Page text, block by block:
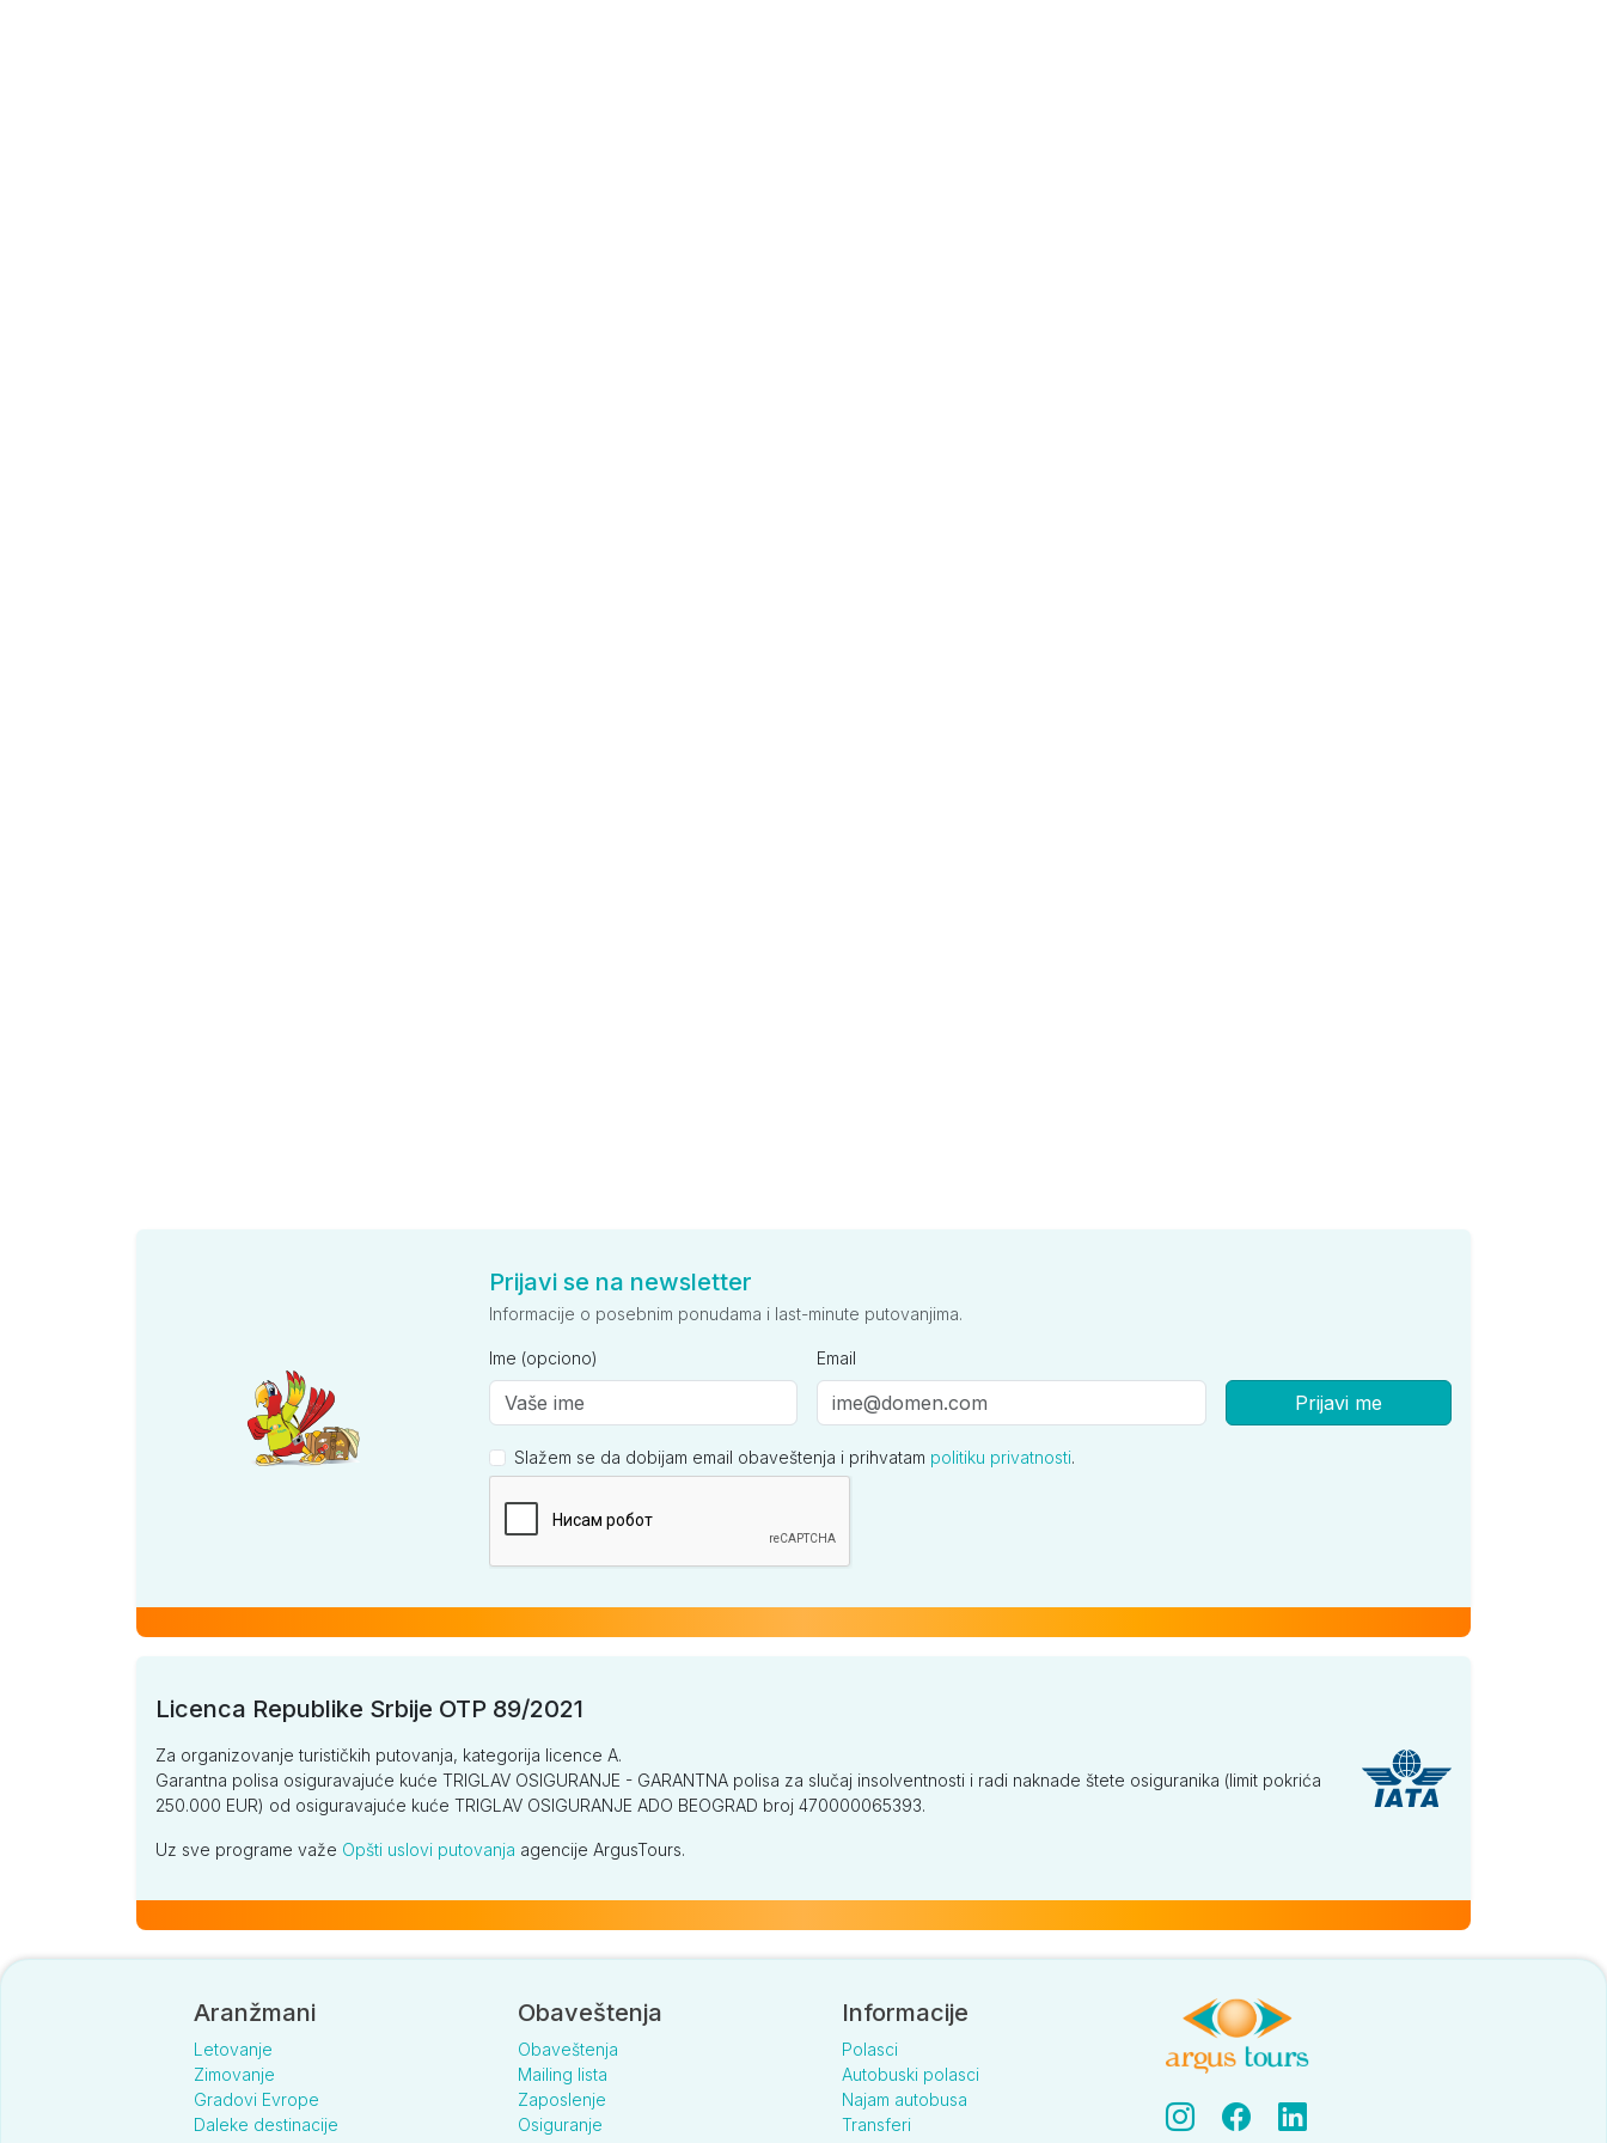
Prijavi se na newsletter
Informacije o posebnim ponudama i last-minute putovanjima.
Ime (opciono) Email
Prijavi me
Slažem se da dobijam email obaveštenja i prihvatam politiku privatnosti.
Licenca Republike Srbije OTP 89/2021
Za organizovanje turističkih putovanja, kategorija licence A.
Garantna polisa osiguravajuće kuće TRIGLAV OSIGURANJE - GARANTNA polisa za slučaj insolventnosti i radi naknade štete osiguranika (limit pokrića
250.000 EUR) od osiguravajuće kuće TRIGLAV OSIGURANJE ADO BEOGRAD broj 470000065393.
Uz sve programe važe Opšti uslovi putovanja agencije ArgusTours.
Aranžmani
Letovanje
Zimovanje
Gradovi Evrope
Daleke destinacije
Obaveštenja
Obaveštenja
Mailing lista
Zaposlenje
Osiguranje
Informacije
Polasci
Autobuski polasci
Najam autobusa
Transferi